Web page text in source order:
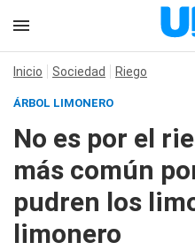
Inicio Sociedad Riego
ÁRBOL LIMONERO
No es por el
más común
pudren los
limonero